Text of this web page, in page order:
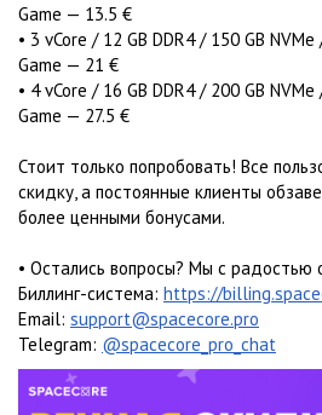
Game — 13.5 €
• 3 vCore / 12 GB DDR4 / 150 GB
Game — 21 €
• 4 vCore / 16 GB DDR4 / 200 GB
Game — 27.5 €
Стоит только попробовать! Все
скидку, а постоянные клиенты
более ценными бонусами.
• Остались вопросы? Мы с радостью
Биллинг-система: https://
Email: support@spacecore.pro
Telegram: @spacecore_pro_chat